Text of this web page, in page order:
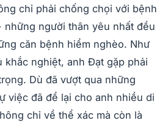
chỉ phải chống chọi với bệnh
những người thân yêu nhất đều
căn bệnh hiểm nghèo. Như
khắc nghiệt, anh Đạt gặp phải
Dù đã vượt qua những
việc đã để lại cho anh nhiều di
chỉ về thể xác mà còn là